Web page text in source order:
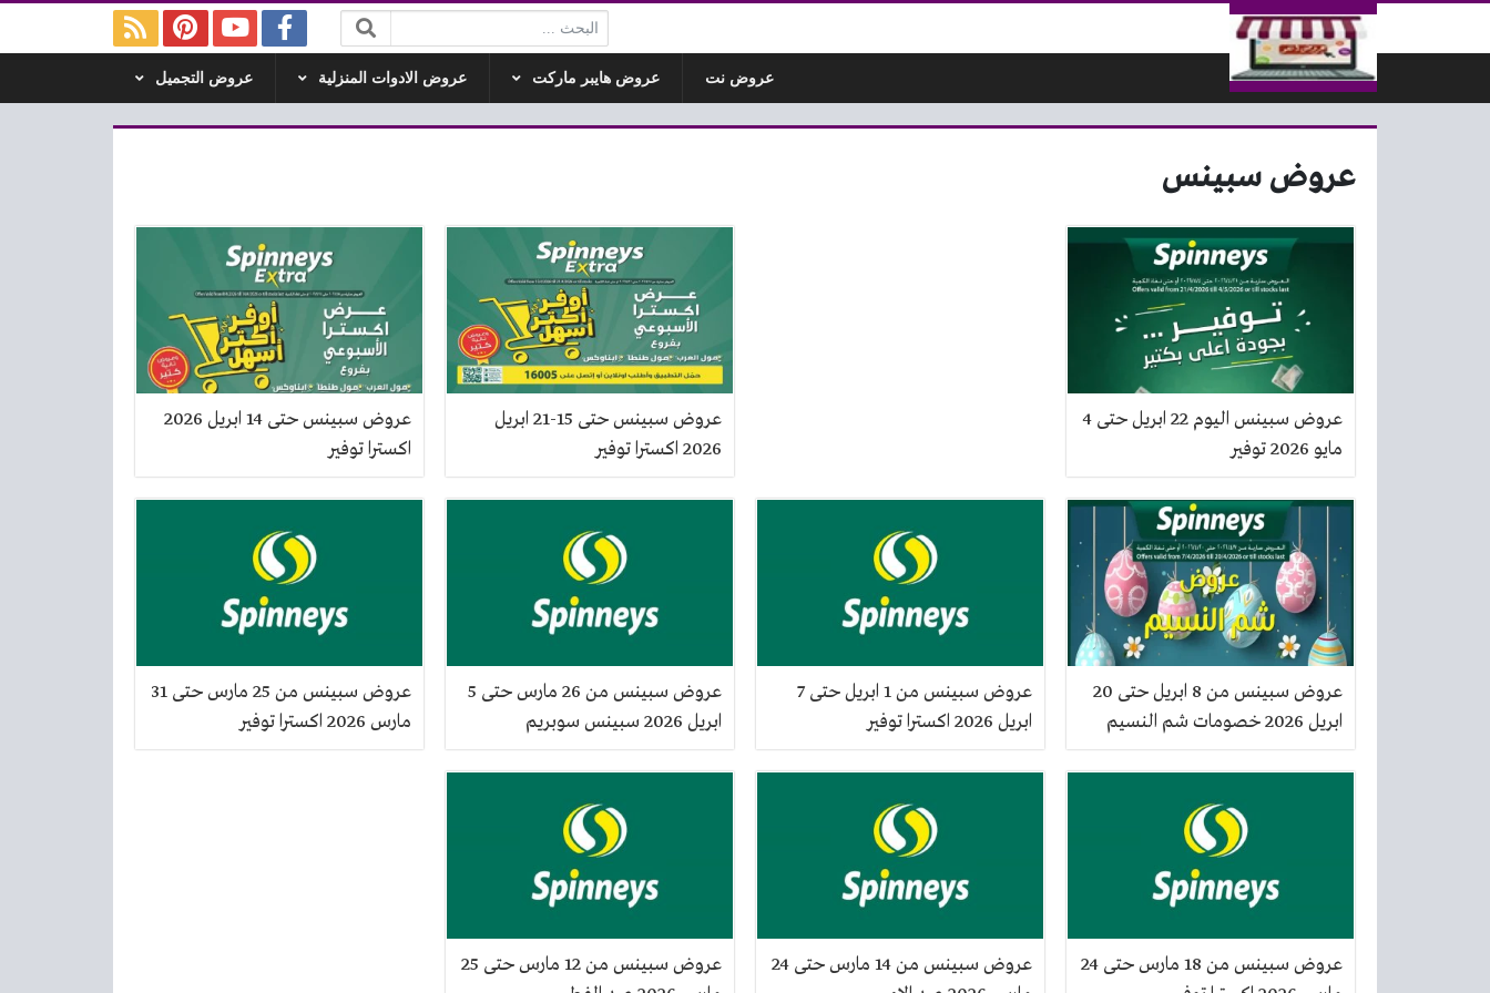
التخطي إلى المحتوى
البحث:
عروض نت عروض هايبر ماركت عروض الادوات المنزلية عروض التجميل
عروض سبينس
عروض سبينس اليوم 22 ابريل حتى 4
مايو 2026 توفير
عروض سبينس حتى 15-21 ابريل
2026 اكسترا توفير
عروض سبينس حتى 14 ابريل 2026
اكسترا توفير
عروض سبينس من 8 ابريل حتى 20
ابريل 2026 خصومات شم النسيم
عروض سبينس من 1 ابريل حتى 7
ابريل 2026 اكسترا توفير
عروض سبينس من 26 مارس حتى 5
ابريل 2026 سبينس سوبريم
عروض سبينس من 25 مارس حتى 31
مارس 2026 اكسترا توفير
عروض سبينس من 18 مارس حتى 24
عروض سبينس من 14 مارس حتى 24
عروض سبينس من 12 مارس حتى 25